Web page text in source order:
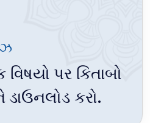
- મડાગાસ્કર)
વિષયો પર કિતાબો
ડાઉનલોડ કરો.